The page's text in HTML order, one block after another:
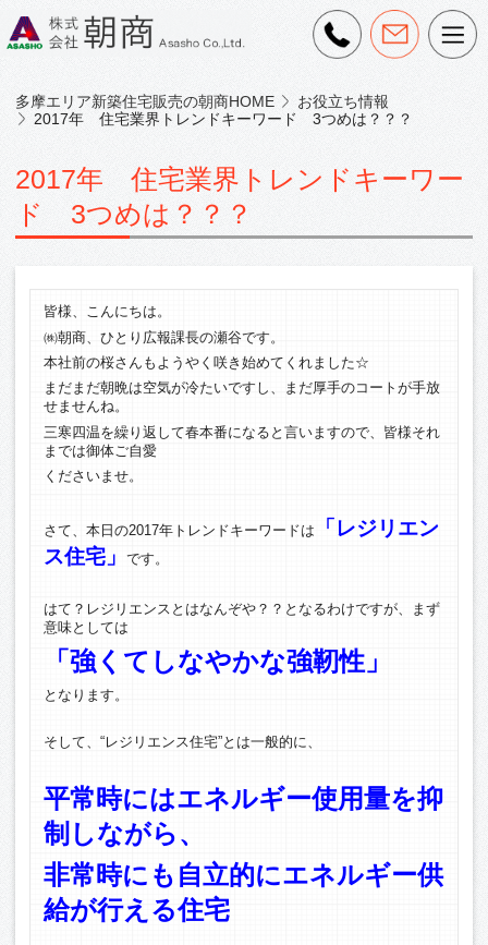
多摩エリア新築住宅販売の朝商HOME
お役立ち情報
2017年 住宅業界トレンドキーワード 3つめは？？？
2017年 住宅業界トレンドキーワー
ド 3つめは？？？
皆様、こんにちは。
㈱朝商、ひとり広報課長の瀬谷です。
本社前の桜さんもようやく咲き始めてくれました☆
まだまだ朝晩は空気が冷たいですし、まだ厚手のコートが手放
せませんね。
三寒四温を繰り返して春本番になると言いますので、皆様それ
までは御体ご自愛
くださいませ。
さて、本日の2017年トレンドキーワードは
「レジリエン
ス住宅」です。
はて？レジリエンスとはなんぞや？？となるわけですが、まず
意味としては
「強くてしなやかな強靭性」
となります。
そして、“レジリエンス住宅”とは一般的に、
平常時にはエネルギー使用量を抑
制しながら、
非常時にも自立的にエネルギー供
給が行える住宅